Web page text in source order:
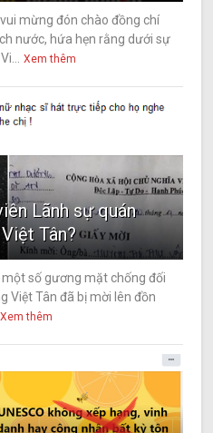
mừng đón chào đồng chí
nước, hứa hẹn rằng dưới sự
Xem thêm
Lãnh sự quán
Tân?
số gương mặt chống đối
Việt Tân đã bị mời lên đồn
Xem thêm